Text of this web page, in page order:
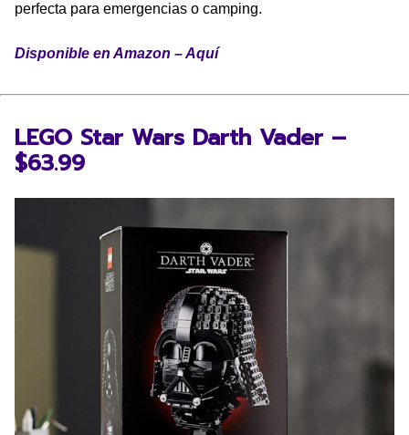
perfecta para emergencias o camping.
Disponible en Amazon – Aquí
LEGO Star Wars Darth Vader –
$63.99